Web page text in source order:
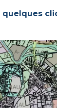
quelques